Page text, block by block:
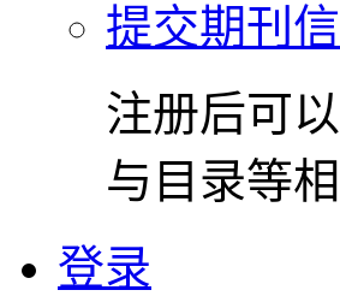
提交期刊
注册后可
与目录等
登录